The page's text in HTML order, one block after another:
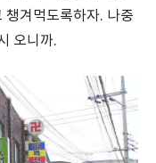
챙겨먹도록하자. 나중
오니까.